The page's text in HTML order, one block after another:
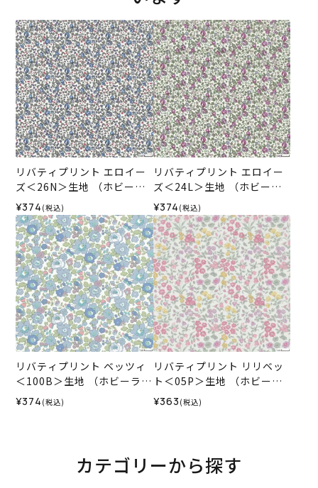
リバティプリント エロイー
ズ＜26N＞生地 （ホビーラ
ホビーレオリジナル）2025
AW
¥374 (税込)
リバティプリント エロイー
ズ＜24L＞生地 （ホビーラ
ホビーレオリジナル）2025
AW
¥374 (税込)
リバティプリント ベッツィ
＜100B＞生地 （ホビーラホ
ビーレオリジナル）2026SS
¥374 (税込)
リバティプリント リリベッ
ト＜05P＞生地 （ホビーラ
ホビーレオリジナル）2024
¥363 (税込)
カテゴリーから探す